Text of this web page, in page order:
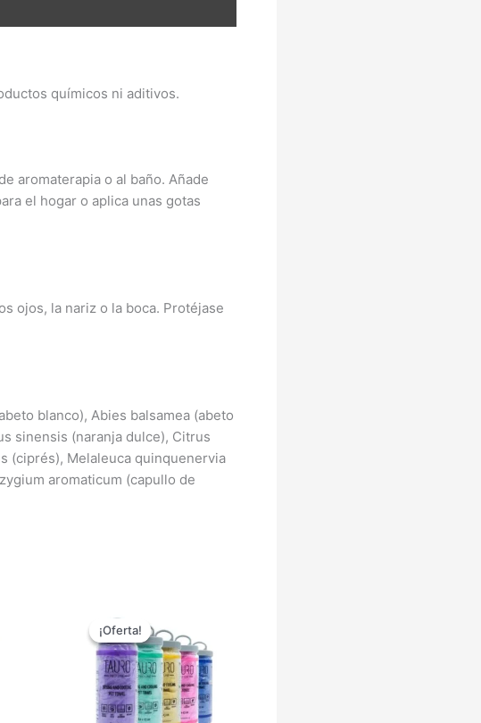
químicos ni aditivos.
aromaterapia o al baño. Añade
el hogar o aplica unas gotas
ojos, la nariz o la boca. Protéjase
blanco), Abies balsamea (abeto
sinensis (naranja dulce), Citrus
(ciprés), Melaleuca quinquenervia
aromaticum (capullo de
€.
¡Oferta!
¡Oferta!
precio
original
era:
10,95 €.
actual
es:
8,98 €.